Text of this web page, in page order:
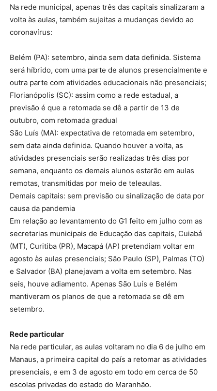
Na rede municipal, apenas três das capitais sinalizaram a
volta às aulas, também sujeitas a mudanças devido ao
coronavírus:
Belém (PA): setembro, ainda sem data definida. Sistema
será híbrido, com uma parte de alunos presencialmente e
outra parte com atividades educacionais não presenciais;
Florianópolis (SC): assim como a rede estadual, a
previsão é que a retomada se dê a partir de 13 de
outubro, com retomada gradual
São Luís (MA): expectativa de retomada em setembro,
sem data ainda definida. Quando houver a volta, as
atividades presenciais serão realizadas três dias por
semana, enquanto os demais alunos estarão em aulas
remotas, transmitidas por meio de teleaulas.
Demais capitais: sem previsão ou sinalização de data por
causa da pandemia
Em relação ao levantamento do G1 feito em julho com as
secretarias municipais de Educação das capitais, Cuiabá
(MT), Curitiba (PR), Macapá (AP) pretendiam voltar em
agosto às aulas presenciais; São Paulo (SP), Palmas (TO)
e Salvador (BA) planejavam a volta em setembro. Nas
seis, houve adiamento. Apenas São Luís e Belém
mantiveram os planos de que a retomada se dê em
setembro.
Rede particular
Na rede particular, as aulas voltaram no dia 6 de julho em
Manaus, a primeira capital do país a retomar as atividades
presenciais, e em 3 de agosto em todo em cerca de 50
escolas privadas do estado do Maranhão.